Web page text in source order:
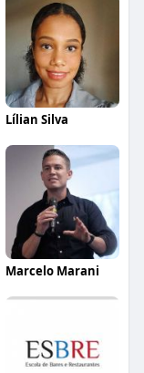
Lílian Silva
Marcelo Marani